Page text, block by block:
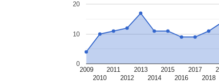
2009
2010
2011
2012
2013
2014
2015
2016
2017
2018
0
10
20